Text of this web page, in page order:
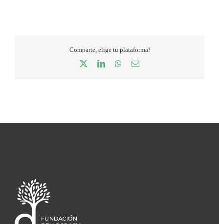
Comparte, elige tu plataforma!
LinkedInWhatsApp
Correo